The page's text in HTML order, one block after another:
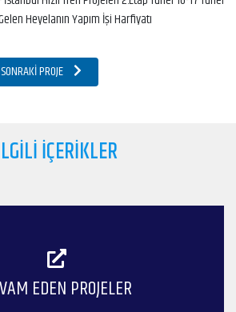
Heyelanın Yapım İşi Harfiyatı
SONRAKI PROJE
İÇERIKLER
EDEN PROJELER